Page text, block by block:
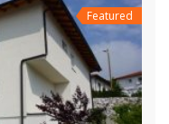
Featured